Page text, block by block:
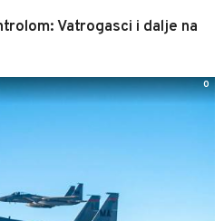
Vatrogasci i dalje na
0